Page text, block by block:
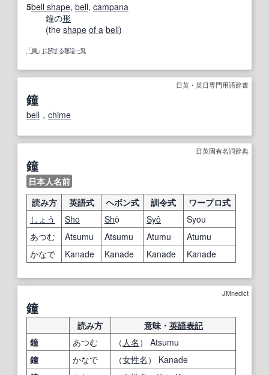
5bell shape, bell, campana
鐘の形
(the shape of a bell)
「鐘」に関する類語一覧
日英・英日専門用語辞書
鐘
bell ， chime
日英固有名詞辞典
鐘
日本人名前
読み方
英語式 ヘボン式 訓令式
ワープロ式
しょう
Sho Shō Syô
Syou
あつむ
Atsumu Atsumu Atumu
Atumu
かなで
Kanade Kanade Kanade Kanade
JMnedict
鐘
読み方 意味・ 英語表記
鐘
あつむ （ 人名 ） Atsumu
鐘
かなで （女性名 ） Kanade